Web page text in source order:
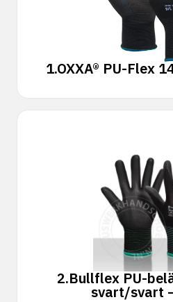
1.OXXA® PU-Flex
2.Bullflex PU-
svart/svart